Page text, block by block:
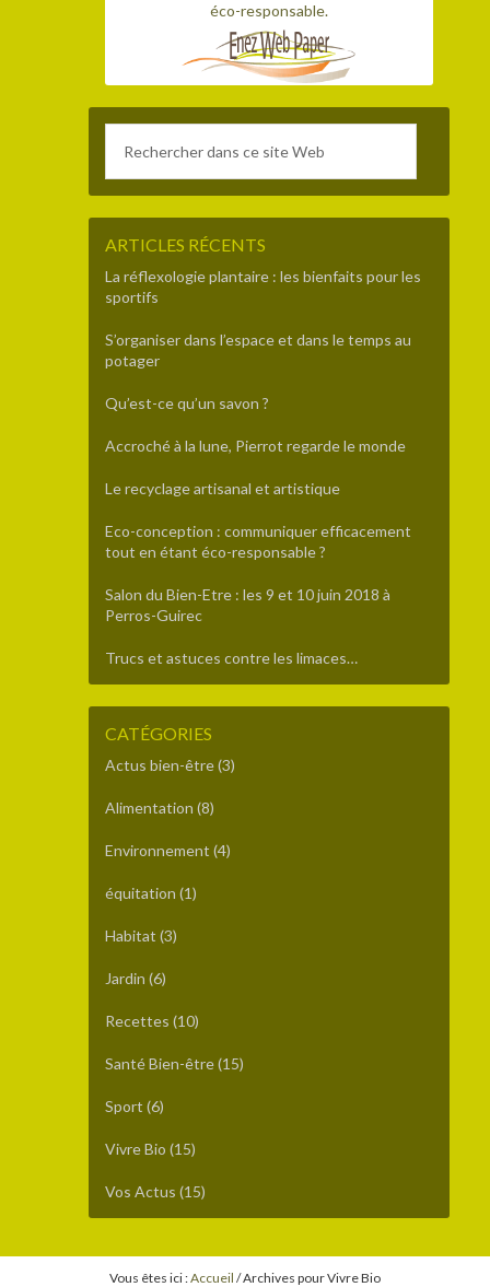
éco-responsable.
ARTICLES RÉCENTS
La réflexologie plantaire : les bienfaits pour les
sportifs
S’organiser dans l’espace et dans le temps au
potager
Qu’est-ce qu’un savon ?
Accroché à la lune, Pierrot regarde le monde
Le recyclage artisanal et artistique
Eco-conception : communiquer efficacement
tout en étant éco-responsable ?
Salon du Bien-Etre : les 9 et 10 juin 2018 à
Perros-Guirec
Trucs et astuces contre les limaces…
CATÉGORIES
Actus bien-être(3)
Alimentation (8)
Environnement (4)
équitation (1)
Habitat (3)
Jardin (6)
Recettes (10)
Santé Bien-être(15)
Sport (6)
Vivre Bio (15)
Vos Actus (15)
Vous êtes ici :Accueil /Archives pour Vivre Bio